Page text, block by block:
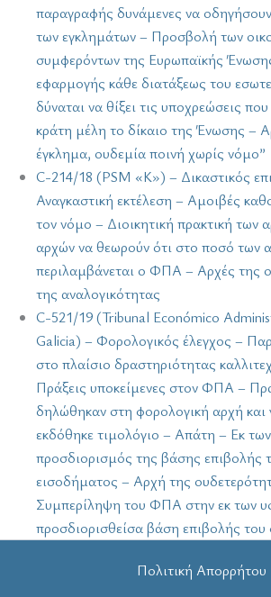
παραγραφής δυνάμενες να
των εγκλημάτων – Προσβολή των
συμφερόντων της Ευρωπαϊκής
εφαρμογής κάθε διατάξεως του
δύναται να θίξει τις υποχρεώσεις
κράτη μέλη το δίκαιο της Ένωσης –
έγκλημα, ουδεμία ποινή χωρίς νόμο”
C-214/18 (PSM «K») – Δικαστικός
Αναγκαστική εκτέλεση – Αμοιβές
τον νόμο – Διοικητική πρακτική των
αρχών να θεωρούν ότι στο ποσό των
περιλαμβάνεται ο ΦΠΑ – Αρχές της
της αναλογικότητας
C-521/19 (Tribunal Económico
Galicia) – Φορολογικός έλεγχος –
στο πλαίσιο δραστηριότητας
Πράξεις υποκείμενες στον ΦΠΑ –
δηλώθηκαν στη φορολογική αρχή και
εκδόθηκε τιμολόγιο – Απάτη – Εκ
προσδιορισμός της βάσης επιβολής
εισοδήματος – Αρχή της
Συμπερίληψη του ΦΠΑ στην εκ των
προσδιορισθείσα βάση επιβολής
Πολιτική Απορρήτου